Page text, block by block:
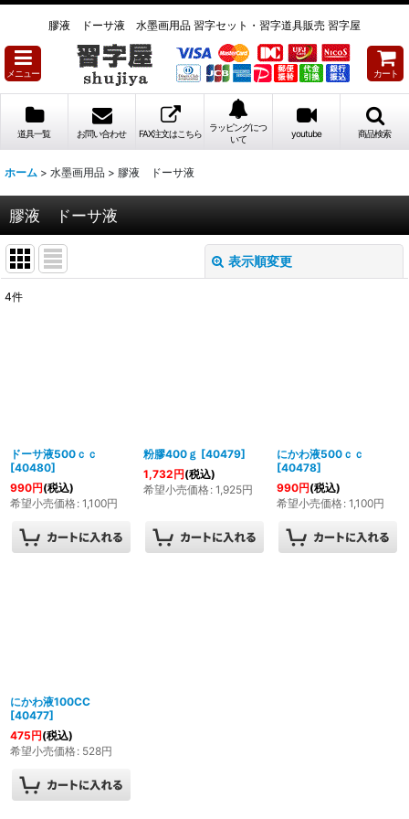
膠液 ドーサ液 水墨画用品 習字セット・習字道具販売 習字屋
メニュー カート
道具一覧 お問い合わせ FAX注文はこちら
ラッピングにつ
いて
youtube 商品検索
ホーム > 水墨画用品 > 膠液 ドーサ液
膠液 ドーサ液
表示順変更
4件
ドーサ液500ｃｃ
[40480]
990円(税込)
希望小売価格: 1,100円
粉膠400ｇ [40479]
1,732円(税込)
希望小売価格: 1,925円
にかわ液500ｃｃ
[40478]
990円(税込)
希望小売価格: 1,100円
にかわ液100CC
[40477]
475円(税込)
希望小売価格: 528円